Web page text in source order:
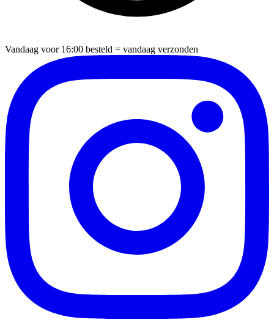
Vandaag voor 16:00 besteld = vandaag verzonden